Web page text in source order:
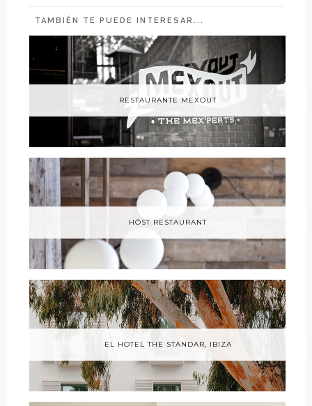
TAMBIÉN TE PUEDE INTERESAR...
RESTAURANTE MEXOUT
HÖST RESTAURANT
EL HOTEL THE STANDAR, IBIZA